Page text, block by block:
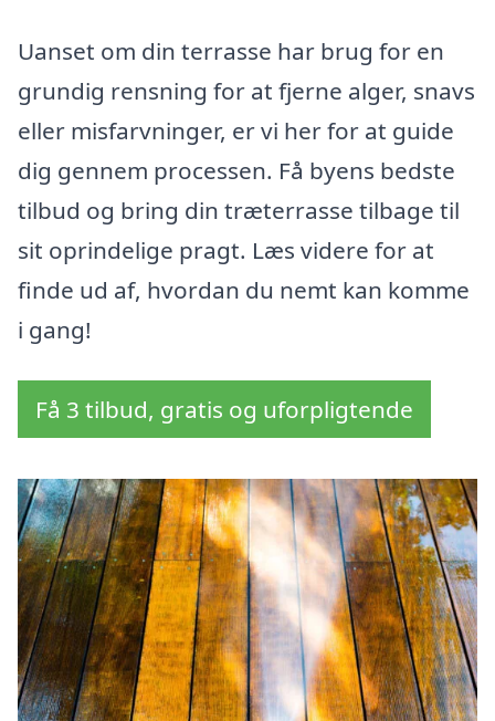
Uanset om din terrasse har brug for en
grundig rensning for at fjerne alger, snavs
eller misfarvninger, er vi her for at guide
dig gennem processen. Få byens bedste
tilbud og bring din træterrasse tilbage til
sit oprindelige pragt. Læs videre for at
finde ud af, hvordan du nemt kan komme
i gang!
Få 3 tilbud, gratis og uforpligtende